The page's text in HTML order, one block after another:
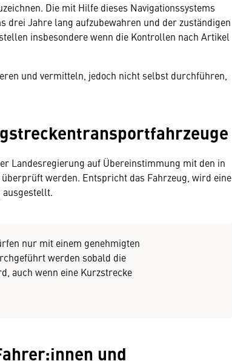
Die mit Hilfe dieses Navigationssystems
drei Jahre lang aufzubewahren und der zuständigen
insbesondere wenn die Kontrollen nach Artikel
und vermitteln, jedoch nicht selbst durchführen,
Landesregierung auf Übereinstimmung mit den in
werden. Entspricht das Fahrzeug, wird eine
ausgestellt.
nur mit einem genehmigten
werden sobald die
auch wenn eine Kurzstrecke
und